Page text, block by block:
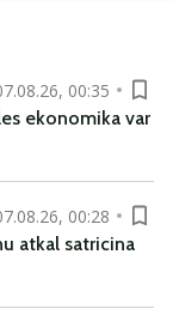
00:35
ekonomika var
00:28
atkal satricina